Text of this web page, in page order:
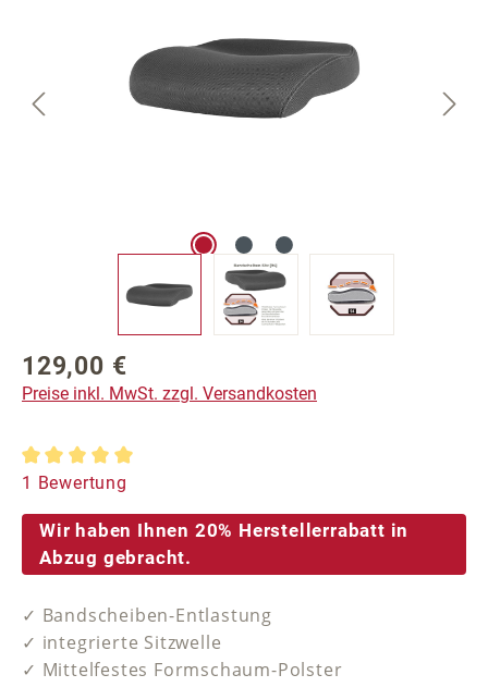
Regulärer Preis:
129,00 €
Preise inkl. MwSt. zzgl. Versandkosten
Durchschnittliche Bewertung von 5 von 5 Sternen
1 Bewertung
Wir haben Ihnen 20% Herstellerrabatt in
Abzug gebracht.
✓ Bandscheiben-Entlastung
✓ integrierte Sitzwelle
✓ Mittelfestes Formschaum-Polster